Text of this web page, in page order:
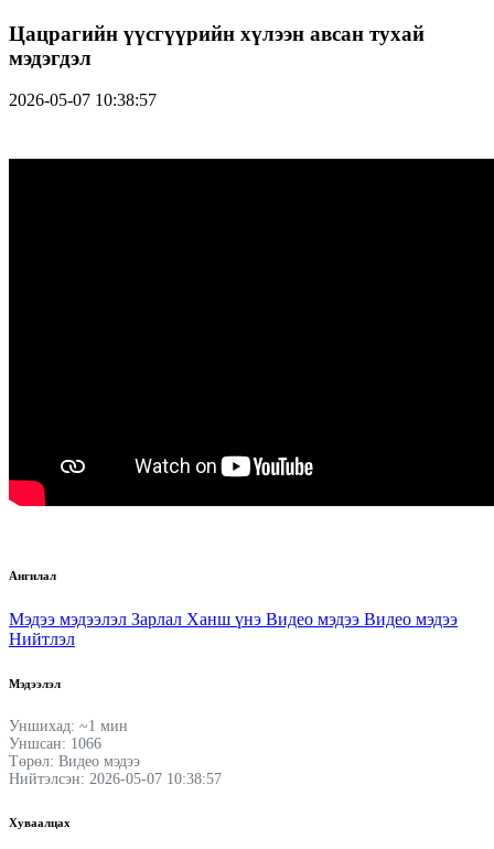
Цацрагийн үүсгүүрийн хүлээн авсан тухай
мэдэгдэл
2026-05-07 10:38:57
Ангилал
Мэдээ мэдээлэл Зарлал Ханш үнэ Видео мэдээ Видео мэдээ
Нийтлэл
Мэдээлэл
Уншихад: ~1 мин
Уншсан: 1066
Төрөл: Видео мэдээ
Нийтэлсэн: 2026-05-07 10:38:57
Хуваалцах